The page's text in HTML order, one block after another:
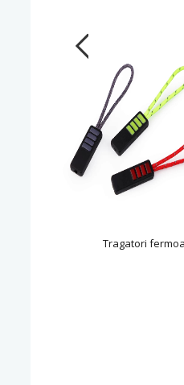
Tragatori